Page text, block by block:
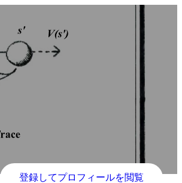
登録してプロフィールを閲覧